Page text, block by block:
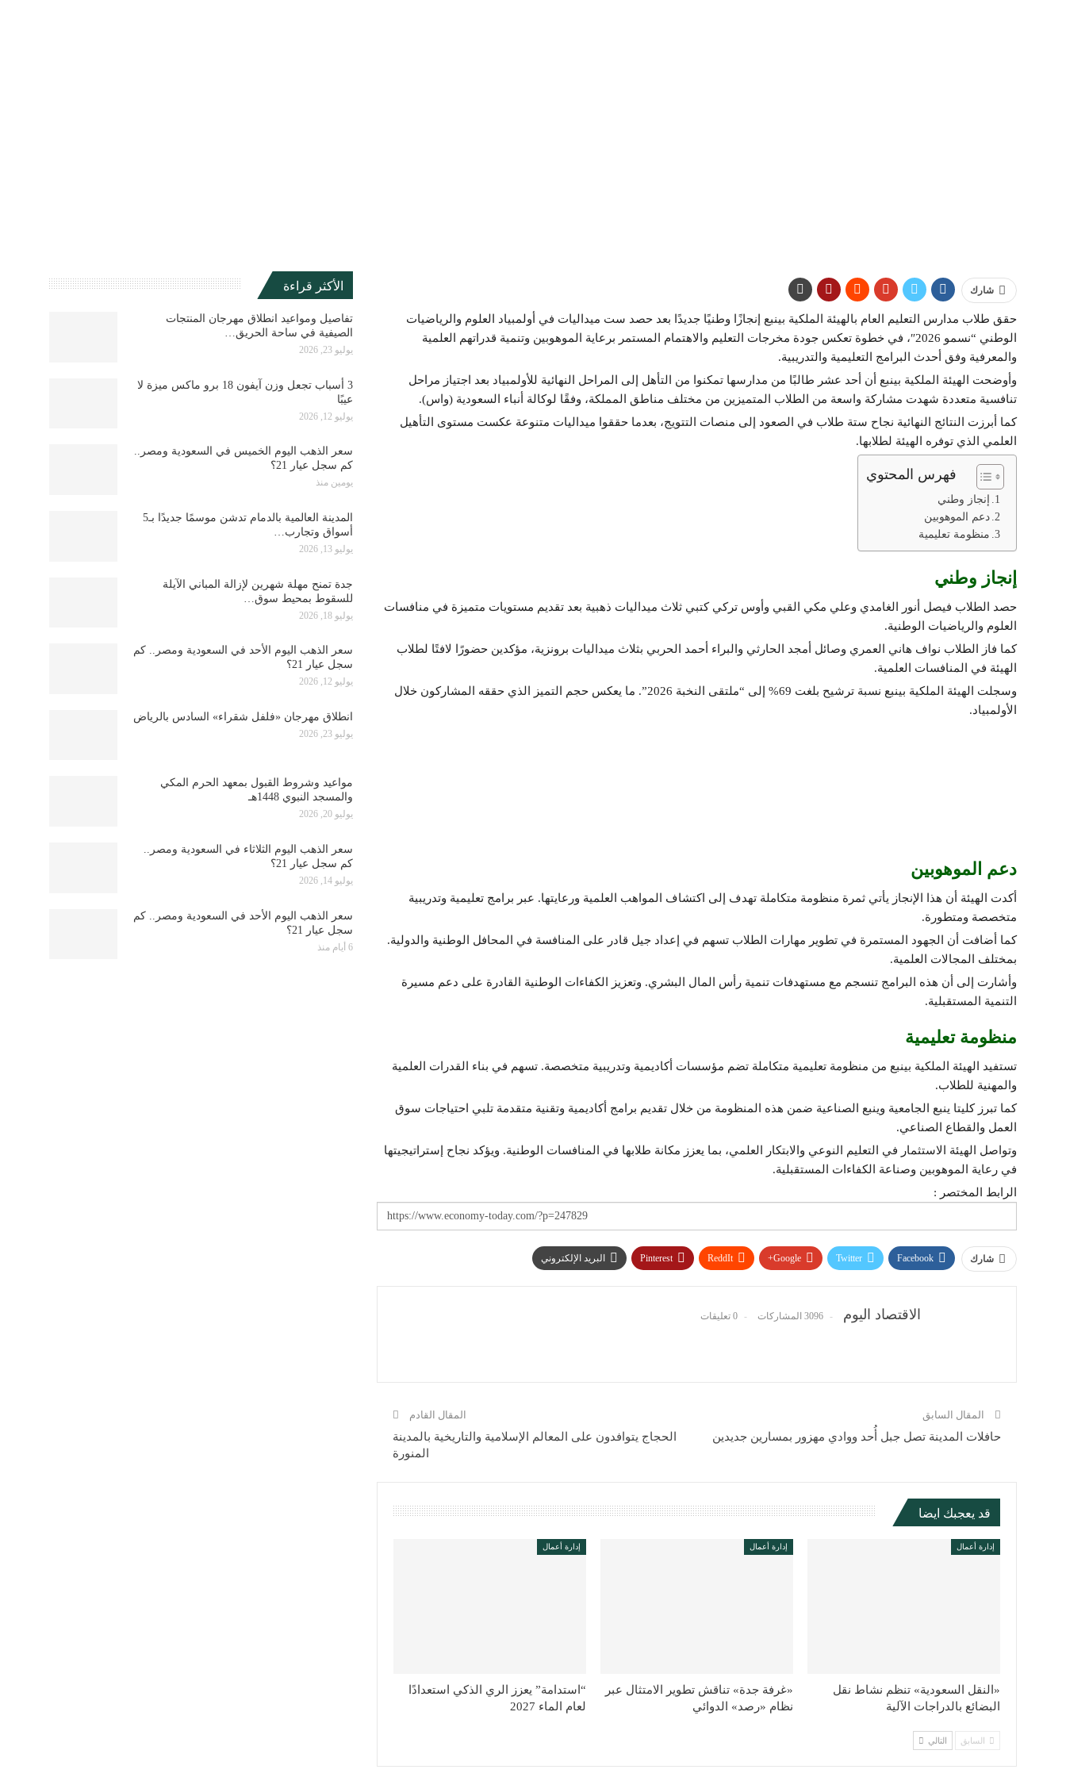
شارك
حقق طلاب مدارس التعليم العام بالهيئة الملكية بينبع إنجازًا وطنيًا جديدًا بعد حصد ست ميداليات في أولمبياد العلوم والرياضيات
الوطني “نسمو 2026″، في خطوة تعكس جودة مخرجات التعليم والاهتمام المستمر برعاية الموهوبين وتنمية قدراتهم العلمية
والمعرفية وفق أحدث البرامج التعليمية والتدريبية.
وأوضحت الهيئة الملكية بينبع أن أحد عشر طالبًا من مدارسها تمكنوا من التأهل إلى المراحل النهائية للأولمبياد بعد اجتياز مراحل
تنافسية متعددة شهدت مشاركة واسعة من الطلاب المتميزين من مختلف مناطق المملكة، وفقًا لوكالة أنباء السعودية (واس).
كما أبرزت النتائج النهائية نجاح ستة طلاب في الصعود إلى منصات التتويج، بعدما حققوا ميداليات متنوعة عكست مستوى التأهيل
العلمي الذي توفره الهيئة لطلابها.
فهرس المحتوي
إنجاز وطني
دعم الموهوبين
منظومة تعليمية
إنجاز وطني
حصد الطلاب فيصل أنور الغامدي وعلي مكي القبي وأوس تركي كتبي ثلاث ميداليات ذهبية بعد تقديم مستويات متميزة في منافسات
العلوم والرياضيات الوطنية.
كما فاز الطلاب نواف هاني العمري وصائل أمجد الحارثي والبراء أحمد الحربي بثلاث ميداليات برونزية، مؤكدين حضورًا لافتًا لطلاب
الهيئة في المنافسات العلمية.
وسجلت الهيئة الملكية بينبع نسبة ترشيح بلغت 69% إلى “ملتقى النخبة 2026”. ما يعكس حجم التميز الذي حققه المشاركون خلال
الأولمبياد.
دعم الموهوبين
أكدت الهيئة أن هذا الإنجاز يأتي ثمرة منظومة متكاملة تهدف إلى اكتشاف المواهب العلمية ورعايتها. عبر برامج تعليمية وتدريبية
متخصصة ومتطورة.
كما أضافت أن الجهود المستمرة في تطوير مهارات الطلاب تسهم في إعداد جيل قادر على المنافسة في المحافل الوطنية والدولية.
بمختلف المجالات العلمية.
وأشارت إلى أن هذه البرامج تنسجم مع مستهدفات تنمية رأس المال البشري. وتعزيز الكفاءات الوطنية القادرة على دعم مسيرة
التنمية المستقبلية.
منظومة تعليمية
تستفيد الهيئة الملكية بينبع من منظومة تعليمية متكاملة تضم مؤسسات أكاديمية وتدريبية متخصصة. تسهم في بناء القدرات العلمية
والمهنية للطلاب.
كما تبرز كليتا ينبع الجامعية وينبع الصناعية ضمن هذه المنظومة من خلال تقديم برامج أكاديمية وتقنية متقدمة تلبي احتياجات سوق
العمل والقطاع الصناعي.
وتواصل الهيئة الاستثمار في التعليم النوعي والابتكار العلمي، بما يعزز مكانة طلابها في المنافسات الوطنية. ويؤكد نجاح إستراتيجيتها
في رعاية الموهوبين وصناعة الكفاءات المستقبلية.
الرابط المختصر :
شارك Facebook
Twitter
Google+
ReddIt
Pinterest البريد الإلكتروني
الاقتصاد اليوم 3096 المشاركات 0 تعليقات
المقال السابق
حافلات المدينة تصل جبل أُحد ووادي مهزور بمسارين جديدين
المقال القادم
الحجاج يتوافدون على المعالم الإسلامية والتاريخية بالمدينة
المنورة
قد يعجبك ايضا
إدارة أعمال
«النقل السعودية» تنظم نشاط نقل
البضائع بالدراجات الآلية
إدارة أعمال
«غرفة جدة» تناقش تطوير الامتثال عبر
نظام «رصد» الدوائي
إدارة أعمال
“استدامة” يعزز الري الذكي استعدادًا
لعام الماء 2027
السابق التالي
الأكثر قراءة
تفاصيل ومواعيد انطلاق مهرجان المنتجات
الصيفية في ساحة الحريق…
يوليو 23, 2026
3 أسباب تجعل وزن آيفون 18 برو ماكس ميزة لا
عيبًا
يوليو 12, 2026
سعر الذهب اليوم الخميس في السعودية ومصر..
كم سجل عيار 21؟
يومين منذ
المدينة العالمية بالدمام تدشن موسمًا جديدًا بـ5
أسواق وتجارب…
يوليو 13, 2026
جدة تمنح مهلة شهرين لإزالة المباني الآيلة
للسقوط بمحيط سوق…
يوليو 18, 2026
سعر الذهب اليوم الأحد في السعودية ومصر.. كم
سجل عيار 21؟
يوليو 12, 2026
انطلاق مهرجان «فلفل شقراء» السادس بالرياض
يوليو 23, 2026
مواعيد وشروط القبول بمعهد الحرم المكي
والمسجد النبوي 1448هـ
يوليو 20, 2026
سعر الذهب اليوم الثلاثاء في السعودية ومصر..
كم سجل عيار 21؟
يوليو 14, 2026
سعر الذهب اليوم الأحد في السعودية ومصر.. كم
سجل عيار 21؟
6 أيام منذ